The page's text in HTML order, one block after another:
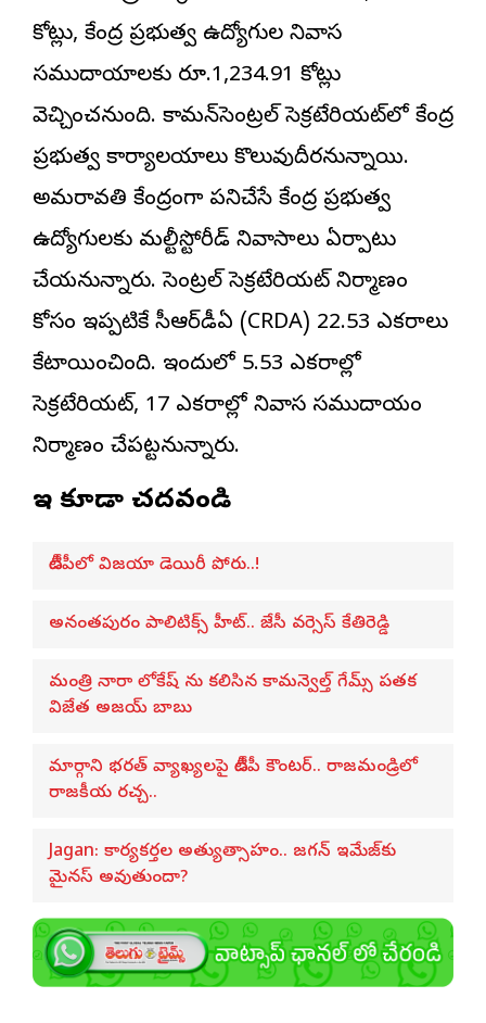
కోట్లు, కేంద్ర ప్రభుత్వ ఉద్యోగుల నివాస
సముదాయాలకు రూ.1,234.91 కోట్లు
వెచ్చించనుంది. కామన్‌సెంట్రల్ సెక్రటేరియట్‌లో కేంద్ర
ప్రభుత్వ కార్యాలయాలు కొలువుదీరనున్నాయి.
అమరావతి కేంద్రంగా పనిచేసే కేంద్ర ప్రభుత్వ
ఉద్యోగులకు మల్టీస్టోరీడ్ నివాసాలు ఏర్పాటు
చేయనున్నారు. సెంట్రల్ సెక్రటేరియట్ నిర్మాణం
కోసం ఇప్పటికే సీఆర్‌డీఏ (CRDA) 22.53 ఎకరాలు
కేటాయించింది. ఇందులో 5.53 ఎకరాల్లో
సెక్రటేరియట్, 17 ఎకరాల్లో నివాస సముదాయం
నిర్మాణం చేపట్టనున్నారు.
ఇవి కూడా చదవండి
టీడీపీలో విజయా డెయిరీ పోరు..!
అనంతపురం పాలిటిక్స్ హీట్.. జేసీ వర్సెస్ కేతిరెడ్డి
మంత్రి నారా లోకేష్ ను కలిసిన కామన్వెల్త్ గేమ్స్ పతక
విజేత అజయ్ బాబు
మార్గాని భరత్ వ్యాఖ్యలపై టీడీపీ కౌంటర్.. రాజమండ్రిలో
రాజకీయ రచ్చ..
Jagan: కార్యకర్తల అత్యుత్సాహం.. జగన్ ఇమేజ్‌కు
మైనస్ అవుతుందా?